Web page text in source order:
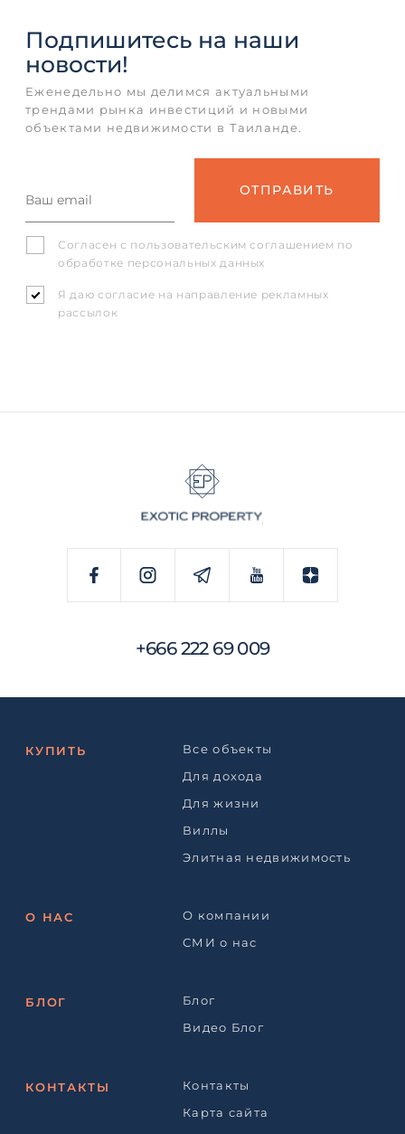
Подпишитесь на наши
новости!
Еженедельно мы делимся актуальными
трендами рынка инвестиций и новыми
объектами недвижимости в Таиланде.
Согласен с пользовательским соглашением по
обработке персональных данных
Я даю согласие на направление рекламных
рассылок
+666 222 69 009
КУПИТЬ
Все объекты
Для дохода
Для жизни
Виллы
Элитная недвижимость
О НАС
О компании
СМИ о нас
БЛОГ
Блог
Видео Блог
КОНТАКТЫ
Контакты
Карта сайта